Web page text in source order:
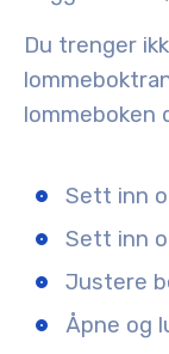
Du trenger
lommeboken
Sett inn
Sett inn
Justere
Åpne og